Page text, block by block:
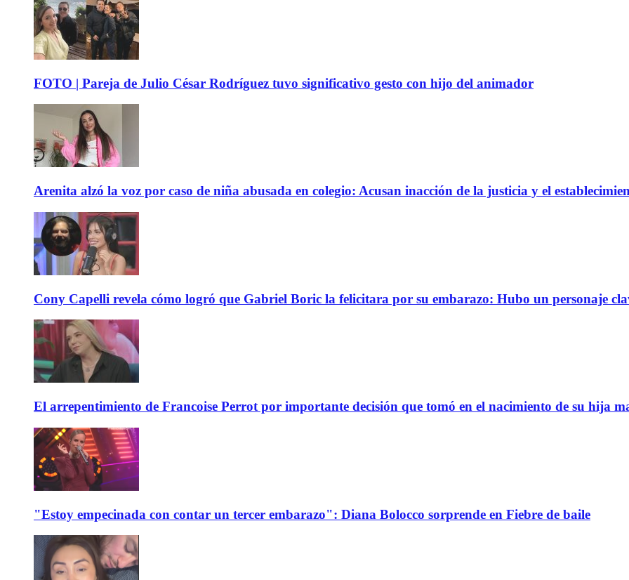
FOTO | Pareja de Julio César Rodríguez tuvo significativo gesto con hijo del animador
Arenita alzó la voz por caso de niña abusada en colegio: Acusan inacción de la justicia y el
Cony Capelli revela cómo logró que Gabriel Boric la felicitara por su embarazo: Hubo un personaje
El arrepentimiento de Francoise Perrot por importante decisión que tomó en el nacimiento de su hija
"Estoy empecinada con contar un tercer embarazo": Diana Bolocco sorprende en Fiebre de baile